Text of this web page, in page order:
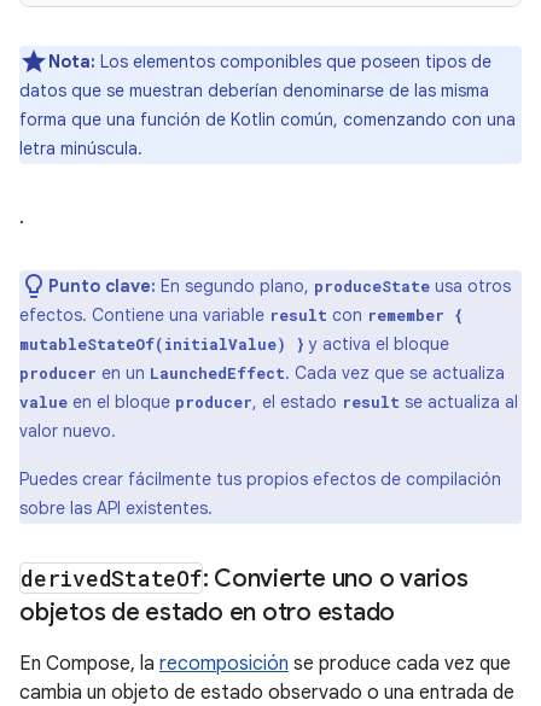
Nota: Los elementos componibles que poseen tipos de
datos que se muestran deberían denominarse de las misma
forma que una función de Kotlin común, comenzando con una
letra minúscula.
.
Punto clave: En segundo plano, produceState usa otros
efectos. Contiene una variable result con remember {
mutableStateOf(initialValue) } y activa el bloque
producer en un LaunchedEffect. Cada vez que se actualiza
value en el bloque producer, el estado result se actualiza al
valor nuevo.
Puedes crear fácilmente tus propios efectos de compilación
sobre las API existentes.
derivedStateOf: Convierte uno o varios
objetos de estado en otro estado
En Compose, la recomposición se produce cada vez que
cambia un objeto de estado observado o una entrada de